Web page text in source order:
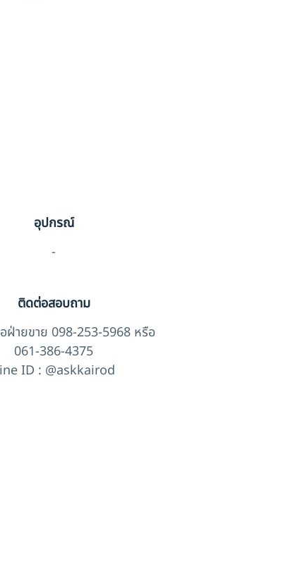
อุปกรณ์
-
ติดต่อสอบถาม
ฝ่ายขาย 098-253-5968 หรือ
061-386-4375
ID : @askkairod